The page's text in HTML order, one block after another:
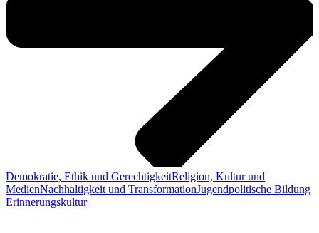
Demokratie, Ethik und GerechtigkeitReligion, Kultur und
MedienNachhaltigkeit und TransformationJugendpolitische Bildung
Erinnerungskultur